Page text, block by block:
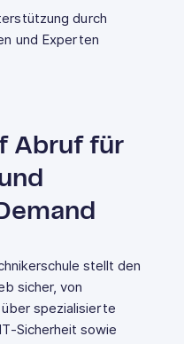
durch
und Experten
Abruf für
stellt den
sicher, von
spezialisierte
sowie